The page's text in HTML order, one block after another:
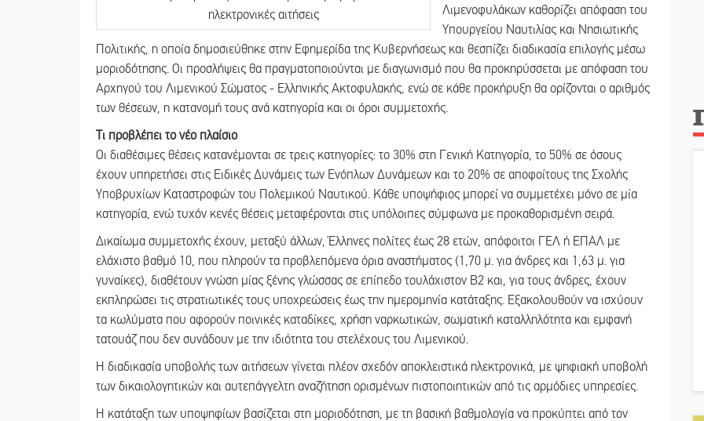
Λιμενοφυλάκων καθορίζει απόφαση του
Υπουργείου Ναυτιλίας και Νησιωτικής
Πολιτικής, η οποία δημοσιεύθηκε στην Εφημερίδα της Κυβερνήσεως και θεσπίζει διαδικασία επιλογής μέσω
μοριοδότησης. Οι προσλήψεις θα πραγματοποιούνται με διαγωνισμό που θα προκηρύσσεται με απόφαση του
Αρχηγού του Λιμενικού Σώματος - Ελληνικής Ακτοφυλακής, ενώ σε κάθε προκήρυξη θα ορίζονται ο αριθμός
των θέσεων, η κατανομή τους ανά κατηγορία και οι όροι συμμετοχής.
Τι προβλέπει το νέο πλαίσιο
Οι διαθέσιμες θέσεις κατανέμονται σε τρεις κατηγορίες: το 30% στη Γενική Κατηγορία, το 50% σε όσους
έχουν υπηρετήσει στις Ειδικές Δυνάμεις των Ενόπλων Δυνάμεων και το 20% σε αποφοίτους της Σχολής
Υποβρυχίων Καταστροφών του Πολεμικού Ναυτικού. Κάθε υποψήφιος μπορεί να συμμετέχει μόνο σε μία
κατηγορία, ενώ τυχόν κενές θέσεις μεταφέρονται στις υπόλοιπες σύμφωνα με προκαθορισμένη σειρά.
Δικαίωμα συμμετοχής έχουν, μεταξύ άλλων, Έλληνες πολίτες έως 28 ετών, απόφοιτοι ΓΕΛ ή ΕΠΑΛ με
ελάχιστο βαθμό 10, που πληρούν τα προβλεπόμενα όρια αναστήματος (1,70 μ. για άνδρες και 1,63 μ. για
γυναίκες), διαθέτουν γνώση μίας ξένης γλώσσας σε επίπεδο τουλάχιστον Β2 και, για τους άνδρες, έχουν
εκπληρώσει τις στρατιωτικές τους υποχρεώσεις έως την ημερομηνία κατάταξης. Εξακολουθούν να ισχύουν
τα κωλύματα που αφορούν ποινικές καταδίκες, χρήση ναρκωτικών, σωματική καταλληλότητα και εμφανή
τατουάζ που δεν συνάδουν με την ιδιότητα του στελέχους του Λιμενικού.
Η διαδικασία υποβολής των αιτήσεων γίνεται πλέον σχεδόν αποκλειστικά ηλεκτρονικά, με ψηφιακή υποβολή
των δικαιολογητικών και αυτεπάγγελτη αναζήτηση ορισμένων πιστοποιητικών από τις αρμόδιες υπηρεσίες.
Η κατάταξη των υποψηφίων βασίζεται στη μοριοδότηση, με τη βασική βαθμολογία να προκύπτει από τον